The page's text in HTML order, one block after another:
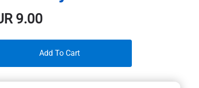
9.00
Add To Cart